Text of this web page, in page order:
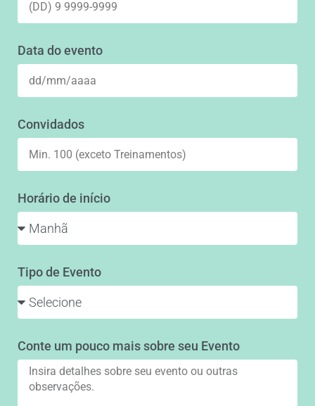
Data do evento
Convidados
Horário de início
Tipo de Evento
Conte um pouco mais sobre seu Evento